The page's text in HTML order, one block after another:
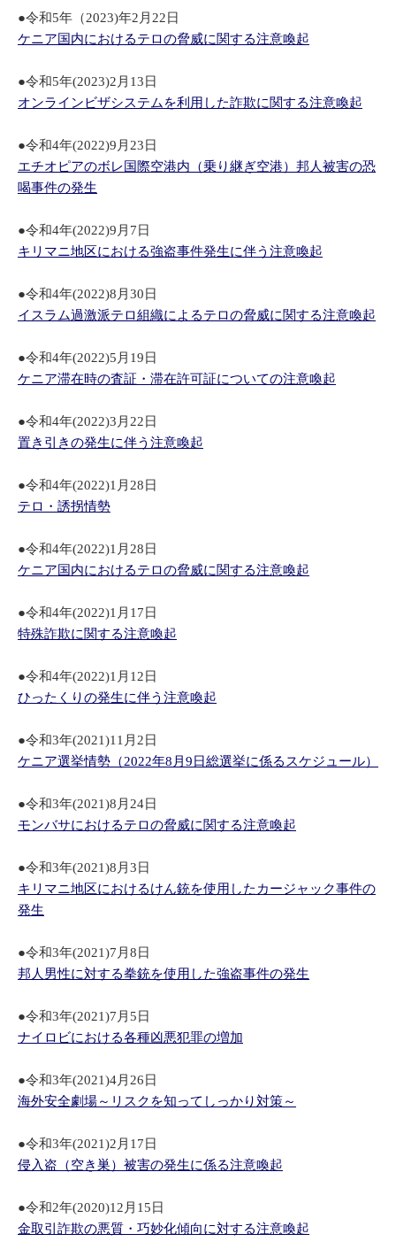
●令和5年（2023)年2月22日
ケニア国内におけるテロの脅威に関する注意喚起
●令和5年(2023)2月13日
オンラインビザシステムを利用した詐欺に関する注意喚起
●令和4年(2022)9月23日
エチオピアのボレ国際空港内（乗り継ぎ空港）邦人被害の恐
喝事件の発生
●令和4年(2022)9月7日
キリマニ地区における強盗事件発生に伴う注意喚起
●令和4年(2022)8月30日
イスラム過激派テロ組織によるテロの脅威に関する注意喚起
●令和4年(2022)5月19日
ケニア滞在時の査証・滞在許可証についての注意喚起
●令和4年(2022)3月22日
置き引きの発生に伴う注意喚起
●令和4年(2022)1月28日
テロ・誘拐情勢
●令和4年(2022)1月28日
ケニア国内におけるテロの脅威に関する注意喚起
●令和4年(2022)1月17日
特殊詐欺に関する注意喚起
●令和4年(2022)1月12日
ひったくりの発生に伴う注意喚起
●令和3年(2021)11月2日
ケニア選挙情勢（2022年8月9日総選挙に係るスケジュール）
●令和3年(2021)8月24日
モンバサにおけるテロの脅威に関する注意喚起
●令和3年(2021)8月3日
キリマニ地区におけるけん銃を使用したカージャック事件の
発生
●令和3年(2021)7月8日
邦人男性に対する拳銃を使用した強盗事件の発生
●令和3年(2021)7月5日
ナイロビにおける各種凶悪犯罪の増加
●令和3年(2021)4月26日
海外安全劇場～リスクを知ってしっかり対策～
●令和3年(2021)2月17日
侵入盗（空き巣）被害の発生に係る注意喚起
●令和2年(2020)12月15日
金取引詐欺の悪質・巧妙化傾向に対する注意喚起